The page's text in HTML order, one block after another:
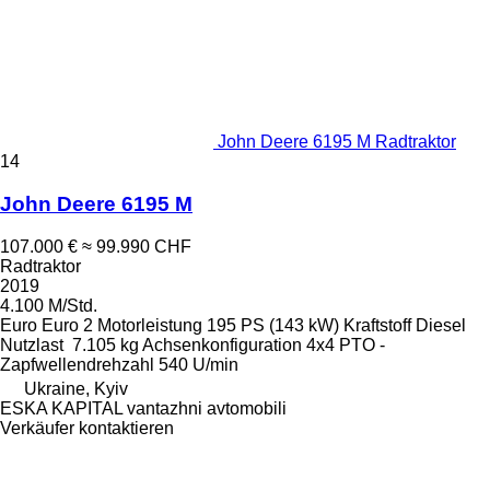
John Deere 6195 M Radtraktor
14
John Deere 6195 M
107.000 € ≈ 99.990 CHF
Radtraktor
2019
4.100 M/Std.
Euro Euro 2 Motorleistung 195 PS (143 kW) Kraftstoff Diesel
Nutzlast 7.105 kg Achsenkonfiguration 4x4 PTO -
Zapfwellendrehzahl 540 U/min
Ukraine, Kyiv
ESKA KAPITAL vantazhni avtomobili
Verkäufer kontaktieren